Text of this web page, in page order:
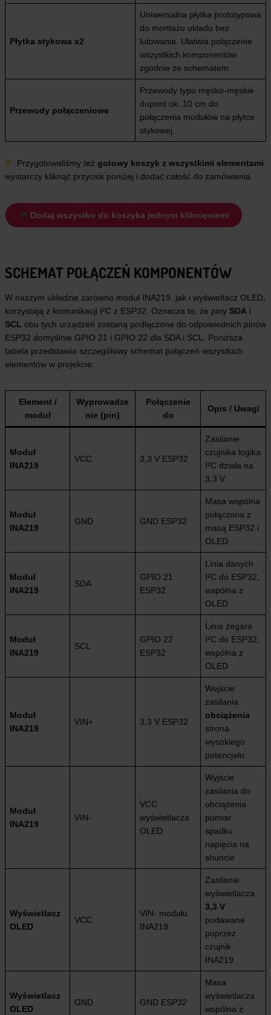
Płytka stykowa x2
Uniwersalna płytka prototypowa
do montażu układu bez
lutowania. Ułatwia połączenie
wszystkich komponentów
zgodnie ze schematem.
Przewody połączeniowe
Przewody typu męsko-męskie
dupont ok. 10 cm do
połączenia modułów na płytce
stykowej.
Przygotowaliśmy też gotowy koszyk z wszystkimi elementami
wystarczy kliknąć przycisk poniżej i dodać całość do zamówienia.
Dodaj wszystko do koszyka jednym kliknięciemi
SCHEMAT POŁĄCZEŃ KOMPONENTÓW
W naszym układzie zarówno moduł INA219, jak i wyświetlacz OLED,
korzystają z komunikacji I²C z ESP32. Oznacza to, że piny SDA i
SCL obu tych urządzeń zostaną podłączone do odpowiednich pinów
ESP32 domyślnie GPIO 21 i GPIO 22 dla SDA i SCL. Poniższa
tabela przedstawia szczegółowy schemat połączeń wszystkich
elementów w projekcie:
Element /
moduł
Wyprowadze
nie (pin)
Połączenie
do
Opis / Uwagi
Moduł
INA219
VCC 3,3 V ESP32
Zasilanie
czujnika logika
I²C działa na
3,3 V
Moduł
INA219
GND GND ESP32
Masa wspólna
połączona z
masą ESP32 i
OLED
Moduł
INA219
SDA
GPIO 21
ESP32
Linia danych
I²C do ESP32,
wspólna z
OLED
Moduł
INA219
SCL
GPIO 22
ESP32
Linia zegara
I²C do ESP32,
wspólna z
OLED
Moduł
INA219
VIN+ 3,3 V ESP32
Wejście
zasilania
obciążenia
strona
wysokiego
potencjału
Moduł
INA219
VIN-
VCC
wyświetlacza
OLED
Wyjście
zasilania do
obciążenia
pomiar
spadku
napięcia na
shuncie
Wyświetlacz
OLED
VCC
VIN- modułu
INA219
Zasilanie
wyświetlacza
3,3 V
podawane
poprzez
czujnik
INA219
Wyświetlacz
OLED
GND GND ESP32
Masa
wyświetlacza
wspólna z